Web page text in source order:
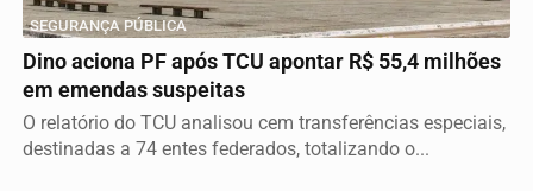
SEGURANÇA PÚBLICA
Dino aciona PF após TCU apontar R$ 55,4 milhões
em emendas suspeitas
O relatório do TCU analisou cem transferências especiais,
destinadas a 74 entes federados, totalizando o...